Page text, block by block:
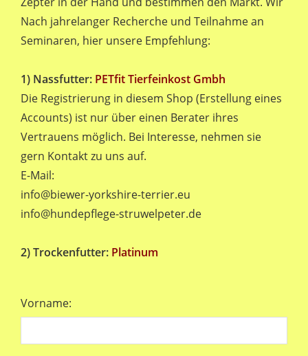
Nach jahrelanger Recherche und Teilnahme an
Seminaren, hier unsere Empfehlung:
1) Nassfutter: PETfit Tierfeinkost Gmbh
Die Registrierung in diesem Shop (Erstellung eines
Accounts) ist nur über einen Berater ihres
Vertrauens möglich. Bei Interesse, nehmen sie
gern Kontakt zu uns auf.
E-Mail:
info@biewer-yorkshire-terrier.eu
info@hundepflege-struwelpeter.de
2) Trockenfutter: Platinum
Vorname: